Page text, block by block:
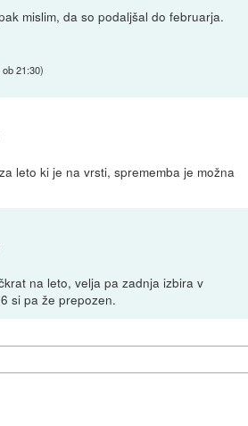
mislim, da so podaljšal do februarja.
ob 21:30)
leto ki je na vrsti, sprememba je možna
na leto, velja pa zadnja izbira v
si pa že prepozen.